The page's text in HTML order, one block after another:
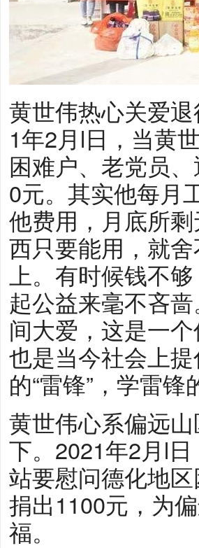
黄世伟热心关爱
1年2月l日，当黄
困难户、老党员
0元。其实他每月
他费用，月底所
西只要能用，就
上。有时候钱不
起公益来毫不吝
间大爱，这是一
也是当今社会上
的“雷锋”，学雷锋
黄世伟心系偏远
下。2021年2月l
站要慰问德化地
捐出1100元，为
福。